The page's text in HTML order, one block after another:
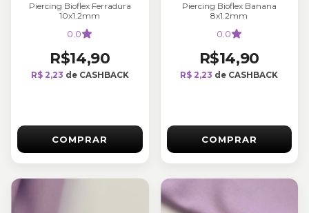
Piercing Bioflex Ferradura
10x1.2mm
0.0
R$14,90
R$ 2,23 de CASHBACK
COMPRAR
Piercing Bioflex Banana
8x1.2mm
0.0
R$14,90
R$ 2,23 de CASHBACK
COMPRAR